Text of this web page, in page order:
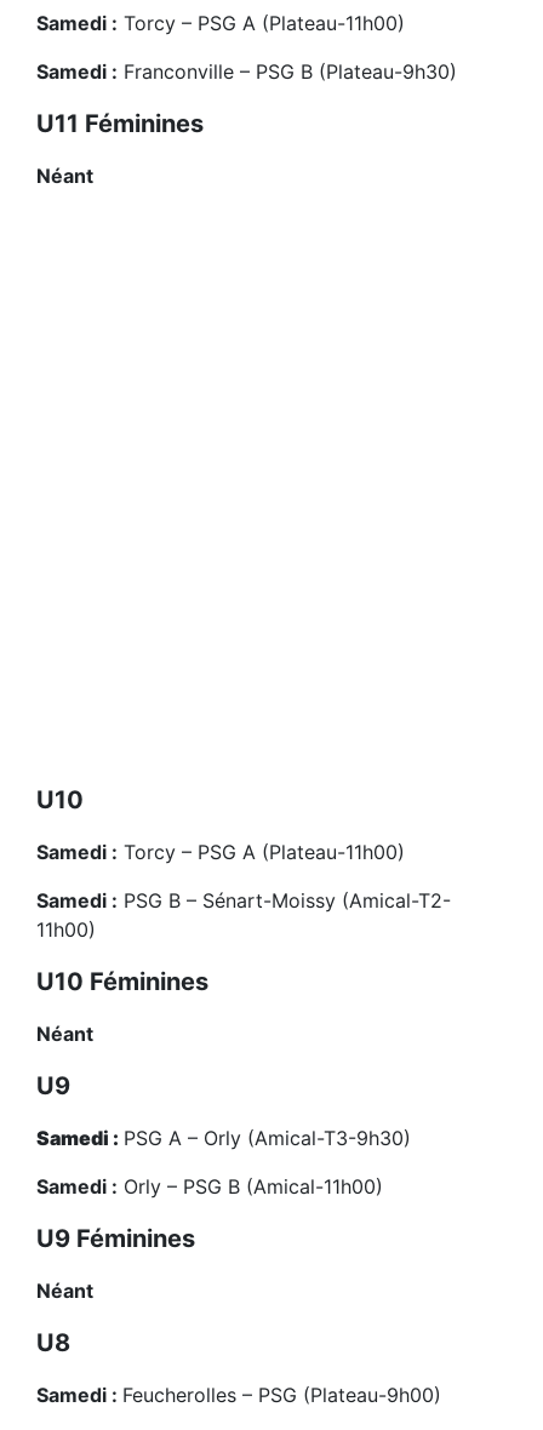
Samedi : Torcy – PSG A (Plateau-11h00)
Samedi : Franconville – PSG B (Plateau-9h30)
U11 Féminines
Néant
U10
Samedi : Torcy – PSG A (Plateau-11h00)
Samedi : PSG B – Sénart-Moissy (Amical-T2-
11h00)
U10 Féminines
Néant
U9
Samedi : PSG A – Orly (Amical-T3-9h30)
Samedi : Orly – PSG B (Amical-11h00)
U9 Féminines
Néant
U8
Samedi : Feucherolles – PSG (Plateau-9h00)